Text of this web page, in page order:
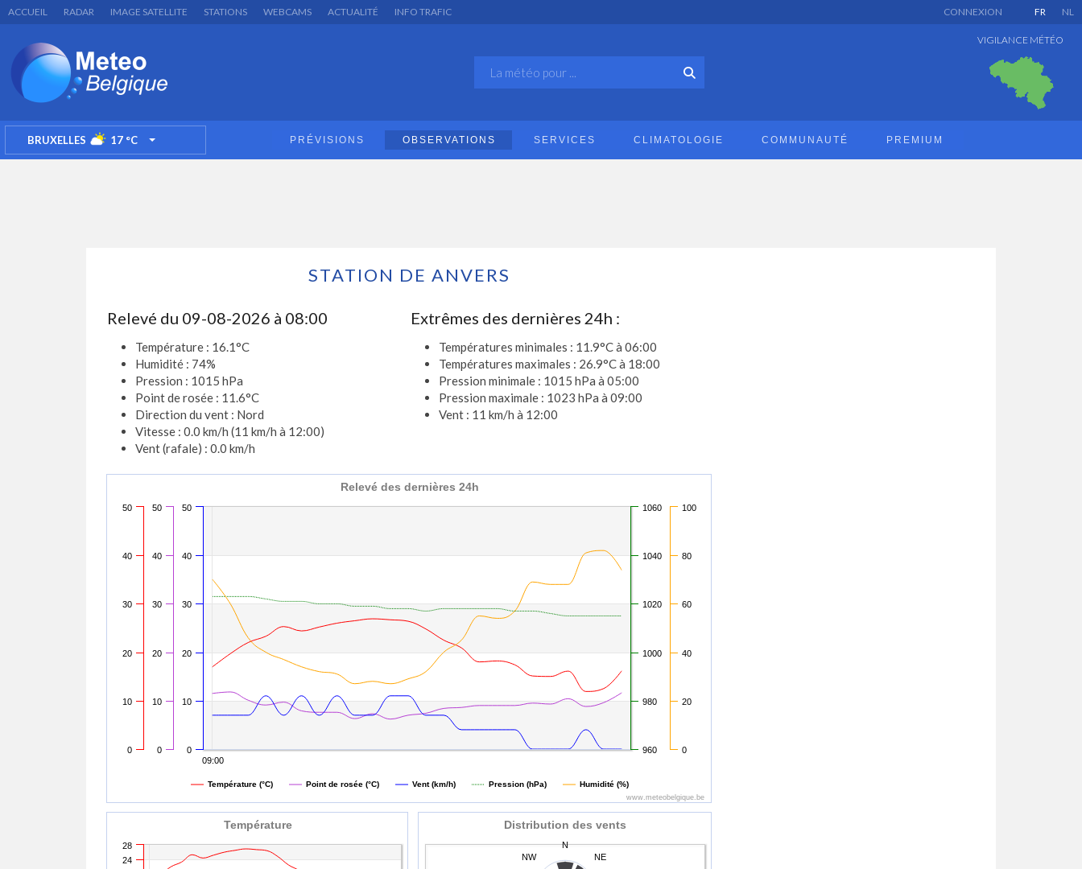
ACCUEIL RADAR IMAGE SATELLITE STATIONS WEBCAMS ACTUALITÉ INFO TRAFIC FR NL
CONNEXION
VIGILANCE MÉTÉO
BRUXELLES 17°C TOGGLE DROPDOWN PRÉVISIONS OBSERVATIONS SERVICES CLIMATOLOGIE COMMUNAUTÉ PREMIUM
STATION DE ANVERS
Relevé du 09-08-2026 à 08:00
Température : 16.1°C
Humidité : 74%
Pression : 1015 hPa
Point de rosée : 11.6°C
Direction du vent : Nord
Vitesse : 0.0 km/h (11 km/h à 12:00)
Vent (rafale) : 0.0 km/h
Extrêmes des dernières 24h :
Températures minimales : 11.9°C à 06:00
Températures maximales : 26.9°C à 18:00
Pression minimale : 1015 hPa à 05:00
Pression maximale : 1023 hPa à 09:00
Vent : 11 km/h à 12:00
Relevé des dernières 24h
Température (°C) Point de rosée (°C) Vent (km/h) Pression (hPa) Humidité (%)
09:00
960
980
1000
1020
1040
1060
0
20
40
60
80
100
0
10
20
30
40
50
0
10
20
30
40
50
0
10
20
30
40
50
www.meteobelgique.be
Température
24
28
Distribution des vents
N
NE
NW